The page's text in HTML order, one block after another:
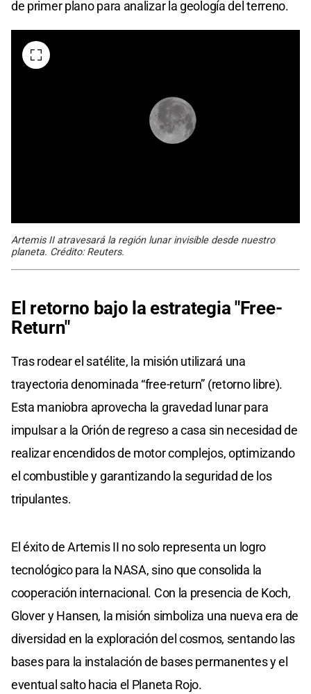
de primer plano para analizar la geología del terreno.
Artemis II atravesará la región lunar invisible desde nuestro
planeta. Crédito: Reuters.
El retorno bajo la estrategia "Free-
Return"
Tras rodear el satélite, la misión utilizará una
trayectoria denominada “free-return” (retorno libre).
Esta maniobra aprovecha la gravedad lunar para
impulsar a la Orión de regreso a casa sin necesidad de
realizar encendidos de motor complejos, optimizando
el combustible y garantizando la seguridad de los
tripulantes.
El éxito de Artemis II no solo representa un logro
tecnológico para la NASA, sino que consolida la
cooperación internacional. Con la presencia de Koch,
Glover y Hansen, la misión simboliza una nueva era de
diversidad en la exploración del cosmos, sentando las
bases para la instalación de bases permanentes y el
eventual salto hacia el Planeta Rojo.